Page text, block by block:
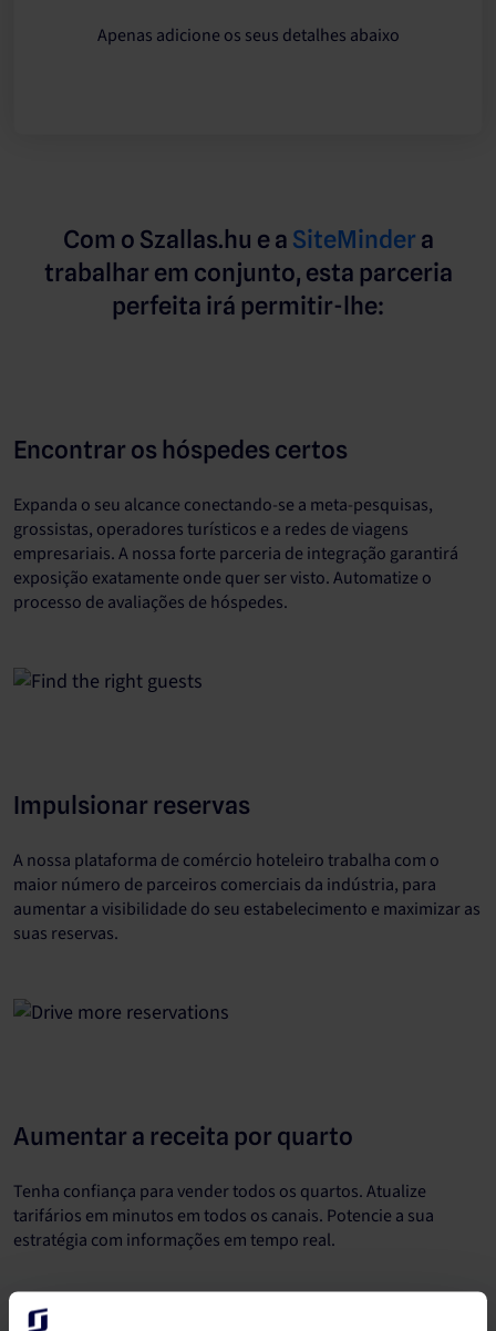
Apenas adicione os seus detalhes abaixo
Com o Szallas.hu e a SiteMinder a
trabalhar em conjunto, esta parceria
perfeita irá permitir-lhe:
Encontrar os hóspedes certos
Expanda o seu alcance conectando-se a meta-pesquisas,
grossistas, operadores turísticos e a redes de viagens
empresariais. A nossa forte parceria de integração garantirá
exposição exatamente onde quer ser visto. Automatize o
processo de avaliações de hóspedes.
Impulsionar reservas
A nossa plataforma de comércio hoteleiro trabalha com o
maior número de parceiros comerciais da indústria, para
aumentar a visibilidade do seu estabelecimento e maximizar as
suas reservas.
Aumentar a receita por quarto
Tenha confiança para vender todos os quartos. Atualize
tarifários em minutos em todos os canais. Potencie a sua
estratégia com informações em tempo real.